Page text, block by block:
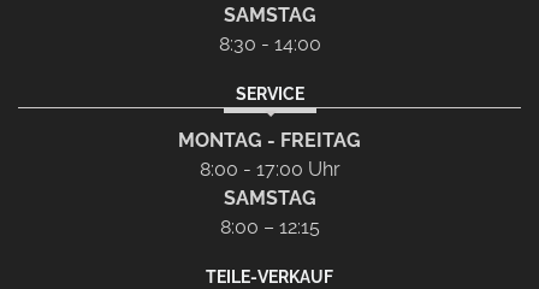
SAMSTAG
8:30 - 14:00
SERVICE
MONTAG - FREITAG
8:00 - 17:00 Uhr
SAMSTAG
8:00 – 12:15
TEILE-VERKAUF